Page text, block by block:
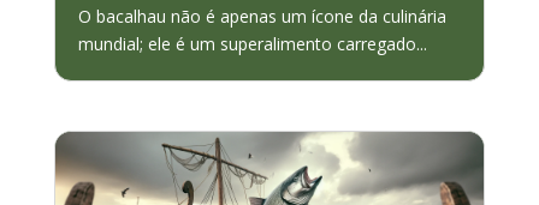
O bacalhau não é apenas um ícone da culinária
mundial; ele é um superalimento carregado...